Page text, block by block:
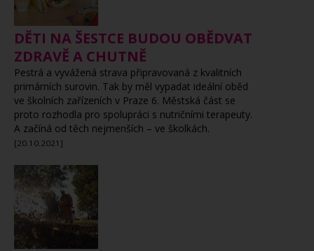
DĚTI NA ŠESTCE BUDOU OBĚDVAT
ZDRAVĚ A CHUTNĚ
Pestrá a vyvážená strava připravovaná z kvalitních
primárních surovin. Tak by měl vypadat ideální oběd
ve školních zařízeních v Praze 6. Městská část se
proto rozhodla pro spolupráci s nutričními terapeuty.
A začíná od těch nejmenších – ve školkách.
[20.10.2021]